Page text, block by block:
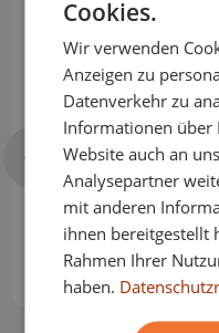
14 Tage Geld-
Alles ging gut
für andere!
Ich TV
1
Cookies.
Wir verwenden
Anzeigen zu
Datenverkehr zu
Informationen über
Website auch an
Analysepartner
mit anderen
ihnen bereitgestellt
Rahmen Ihrer
haben.